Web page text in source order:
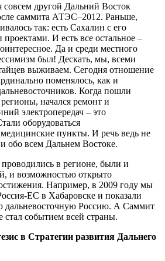
другой Дальний Восток
саммита АТЭС–2012. Раньше,
так: есть Сахалин с его
И есть все остальное –
Да и среди местного
был! Дескать, мы, всеми
выживаем. Сегодня отношение
поменялось, как и
Когда пошли
начался ремонт и
электропередач – это
оборудоваться
пункты. И речь ведь не
обо всем Дальнем Востоке.
в регионе, были и
и возможностью открыто
Например, в 2009 году мы
ЕС в Хабаровске и показали
дальневосточную Россию. А Саммит
событием всей страны.
в Стратегии развития Дальнего